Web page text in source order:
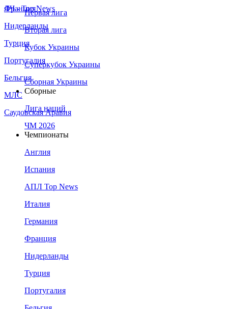
Франция
Нидерланды
Турция
Португалия
Бельгия
МЛС
Саудовская Аравия
ЛЧ - Top News
Первая лига
Вторая лига
Кубок Украины
Суперкубок Украины
Сборная Украины
Сборные
Лига наций
ЧМ 2026
Чемпионаты
Англия
Испания
АПЛ Top News
Италия
Германия
Франция
Нидерланды
Турция
Португалия